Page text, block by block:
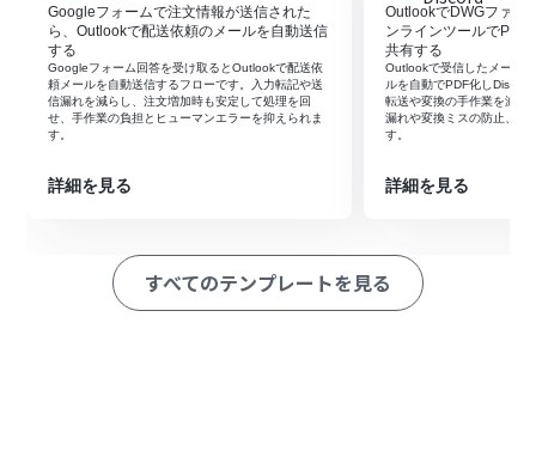
アクションを設定し、メール内容などをもとに請求書に必
要な情報を生成します。
次に、オペレーションで書類を発行する機能とGoogle ス
プレッドシートを選択し、AIが生成した情報やメールから
取得した情報をもとに請求書を発行します。
最後に、オペレーションでOutlookの「メールを送る」ア
クションを設定し、発行された請求書を添付して、指定し
た宛先に自動で送信します。
■このワークフローのカスタムポイント
Googleフォームで注文情報が送信された
ら、Outlookで配送依頼のメールを自動送信
する
Googleフォーム回答を受け取るとOutlookで配送依
頼メールを自動送信するフローです。入力転記や送
信漏れを減らし、注文増加時も安定して処理を回
せ、手作業の負担とヒューマンエラーを抑えられま
す。
詳細を見る
OutlookでDWGファイ
ンラインツールで
共有する
Outlookで受信したメール
ルを自動でPDF化し
転送や変換の手作業を減ら
漏れや変換ミスの防止、業
す。
詳細を見る
すべてのテンプレートを見る